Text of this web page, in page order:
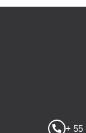
+ 55